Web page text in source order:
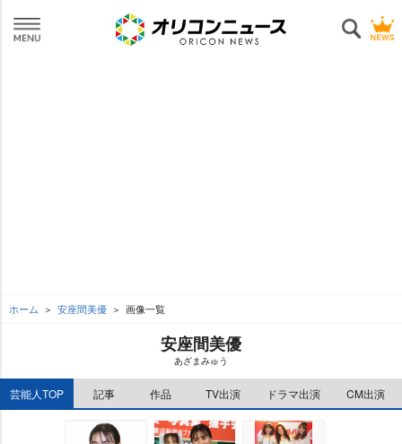
ホーム 安座間美優 画像一覧
安座間美優
あざまみゅう
芸能人TOP 記事 作品 TV出演 ドラマ出演 CM出演